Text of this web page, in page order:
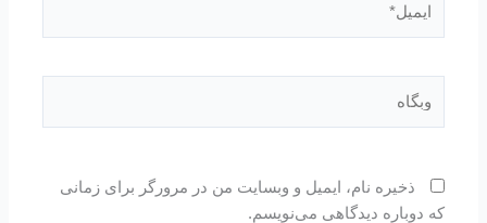
ذخیره نام، ایمیل و وبسایت من در مرورگر برای زمانی
که دوباره دیدگاهی می‌نویسم.